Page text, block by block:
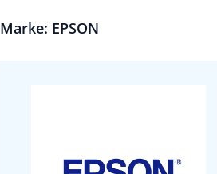
Marke: EPSON